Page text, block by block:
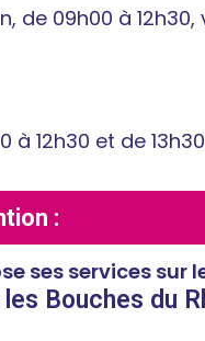
de 09h00 à
12h30 et de
:
ses services sur
Bouches du